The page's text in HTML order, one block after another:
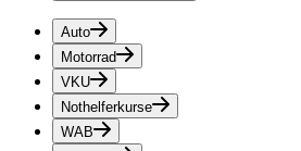
Auto
Motorrad
VKU
Nothelferkurse
WAB